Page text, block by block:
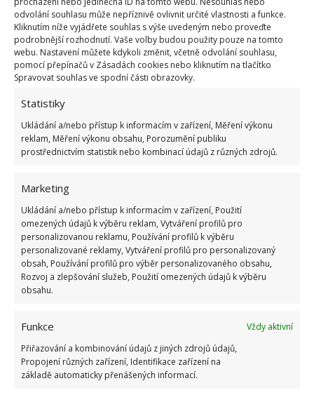
odvolání souhlasu může nepříznivě ovlivnit určité vlastnosti a funkce.
Kliknutím níže vyjádřete souhlas s výše uvedeným nebo proveďte
podrobnější rozhodnutí. Vaše volby budou použity pouze na tomto
webu. Nastavení můžete kdykoli změnit, včetně odvolání souhlasu,
pomocí přepínačů v Zásadách cookies nebo kliknutím na tlačítko
Spravovat souhlas ve spodní části obrazovky.
Statistiky
Ukládání a/nebo přístup k informacím v zařízení, Měření výkonu
reklam, Měření výkonu obsahu, Porozumění publiku
prostřednictvím statistik nebo kombinací údajů z různých zdrojů.
Marketing
Ukládání a/nebo přístup k informacím v zařízení, Použití
omezených údajů k výběru reklam, Vytváření profilů pro
personalizovanou reklamu, Používání profilů k výběru
personalizované reklamy, Vytváření profilů pro personalizovaný
obsah, Používání profilů pro výběr personalizovaného obsahu,
Rozvoj a zlepšování služeb, Použití omezených údajů k výběru
obsahu.
Funkce
Vždy aktivní
Přiřazování a kombinování údajů z jiných zdrojů údajů,
Propojení různých zařízení, Identifikace zařízení na
základě automaticky přenášených informací.
dopad. Je to stejné jako zapnout naplno topení a dát
ho do skříně.Proto vyzkoušejte více míst a
uvidíte, jak se bude situace měnit. Ideální je
postavit router někam doprostřed domu, odkud
snadno dosáhne na celý prostor. Stejně tak si můžete
pohrát se směrováním antén.
Příliš přístupná síť
výkonem, ani s jeho umístěním. Třeba jen máte
naproti kavárnu a několik vykuků zjistilo, že se na
vás mohou snadno připojit. Jednodušeproto,
vaše domácí síť není nijak zabezpečena. To vám
doma signál nejen zpomaluje, ale jste také terčem
lovců informací. Nejjednodušší způsob je změna
Přidání posilovačů či antény
Všechny routery mají vlastní anténu, u mnoha se ale